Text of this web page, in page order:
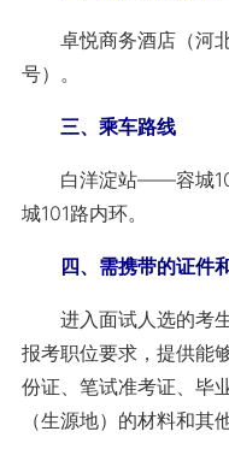
卓悦商务酒店（河北
号）。
三、乘车路线
白洋淀站——容城
城101路内环。
四、需携带的证件
进入面试人选的考生
报考职位要求，提供能
份证、笔试准考证、毕
（生源地）的材料和其